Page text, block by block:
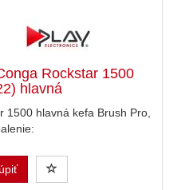
Rockstar 1500
hlavná
1500 hlavná kefa Brush Pro,